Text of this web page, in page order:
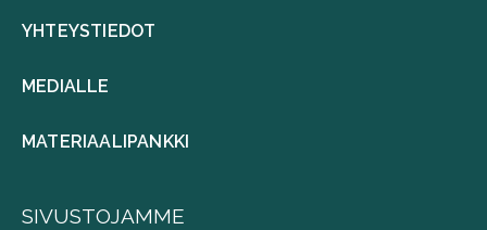
YHTEYSTIEDOT
MEDIALLE
MATERIAALIPANKKI
SIVUSTOJAMME